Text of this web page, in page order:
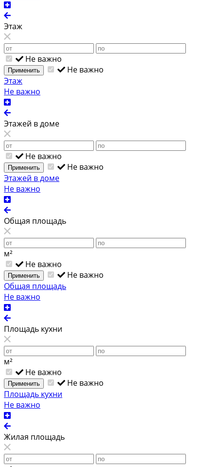
Этаж
Не важно
Применить
Не важно
Этаж
Не важно
Этажей в доме
Не важно
Применить
Не важно
Этажей в доме
Не важно
Общая площадь
м²
Не важно
Применить
Не важно
Общая площадь
Не важно
Площадь кухни
м²
Не важно
Применить
Не важно
Площадь кухни
Не важно
Жилая площадь